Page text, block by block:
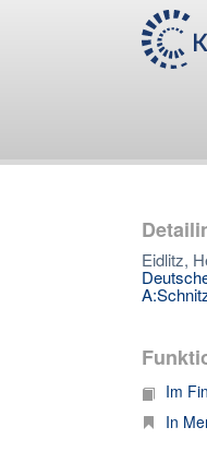
Eidlitz,
Im
In